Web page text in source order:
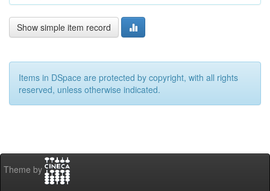
Show simple item record
Items in DSpace are protected by copyright, with all rights
reserved, unless otherwise indicated.
Theme by